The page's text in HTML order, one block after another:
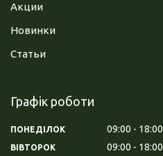
Акции
Новинки
Статьи
Графік роботи
ПОНЕДІЛОК 09:00 18:00
ВІВТОРОК 09:00 18:00